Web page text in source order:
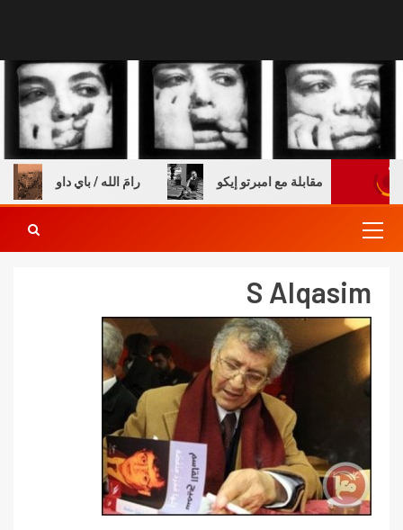
رامَ الله / باي داو والكتب – مقابلة مع امبرتو إيكو
S Alqasim